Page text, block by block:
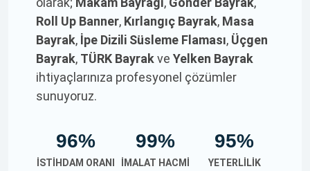
Roll Up Banner, Kırlangıç Bayrak, Masa
Bayrak, İpe Dizili Süsleme Flaması, Üçgen
Bayrak, TÜRK Bayrakve Yelken Bayrak
ihtiyaçlarınıza profesyonel çözümler
sunuyoruz.
96%
İSTIHDAM ORANI
99%
İMALAT HACMI
95%
YETERLILIK